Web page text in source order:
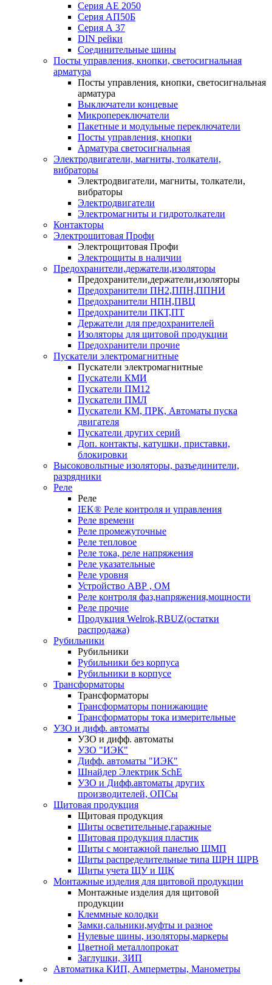
Серия АЕ 2050
Серия АП50Б
Серия А 37
DIN рейки
Соединительные шины
Посты управления, кнопки, светосигнальная
арматура
Посты управления, кнопки, светосигнальная
арматура
Выключатели концевые
Микропереключатели
Пакетные и модульные переключатели
Посты управления, кнопки
Арматура светосигнальная
Электродвигатели, магниты, толкатели,
вибраторы
Электродвигатели, магниты, толкатели,
вибраторы
Электродвигатели
Электромагниты и гидротолкатели
Контакторы
Электрощитовая Профи
Электрощитовая Профи
Электрощиты в наличии
Предохранители,держатели,изоляторы
Предохранители,держатели,изоляторы
Предохранители ПН2,ППН,ППНИ
Предохранители НПН,ПВЦ
Предохранители ПКТ,ПТ
Держатели для предохранителей
Изоляторы для щитовой продукции
Предохранители прочие
Пускатели электромагнитные
Пускатели электромагнитные
Пускатели КМИ
Пускатели ПМ12
Пускатели ПМЛ
Пускатели КМ, ПРК, Автоматы пуска
двигателя
Пускатели других серий
Доп. контакты, катушки, приставки,
блокировки
Высоковольтные изоляторы, разъединители,
разрядники
Реле
Реле
IEK® Реле контроля и управления
Реле времени
Реле промежуточные
Реле тепловое
Реле тока, реле напряжения
Реле указательные
Реле уровня
Устройство АВР , ОМ
Реле контроля фаз,напряжения,мощности
Реле прочие
Продукция Welrok,RBUZ(остатки
распродажа)
Рубильники
Рубильники
Рубильники без корпуса
Рубильники в корпусе
Трансформаторы
Трансформаторы
Трансформаторы понижающие
Трансформаторы тока измерительные
УЗО и дифф. автоматы
УЗО и дифф. автоматы
УЗО "ИЭК"
Дифф. автоматы "ИЭК"
Шнайдер Электрик SchE
УЗО и Дифф.автоматы других
производителей, ОПСы
Щитовая продукция
Щитовая продукция
Щиты осветительные,гаражные
Щитовая продукция пластик
Щиты с монтажной панелью ЩМП
Щиты распределительные типа ЩРН ЩРВ
Щиты учета ЩУ и ЩК
Монтажные изделия для щитовой продукции
Монтажные изделия для щитовой
продукции
Клеммные колодки
Замки,сальники,муфты и разное
Нулевые шины, изоляторы,маркеры
Цветной металлопрокат
Заглушки, ЗИП
Автоматика КИП, Амперметры, Манометры